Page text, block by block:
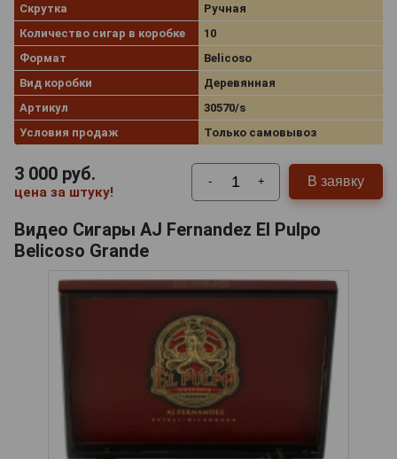
Скрутка
Ручная
Количество сигар в коробке
10
Формат
Belicoso
Вид коробки
Деревянная
Артикул
30570/s
Условия продаж
Только самовывоз
3 000 руб.
цена за штуку!
- + В заявку
Видео Сигары AJ Fernandez El Pulpo
Belicoso Grande